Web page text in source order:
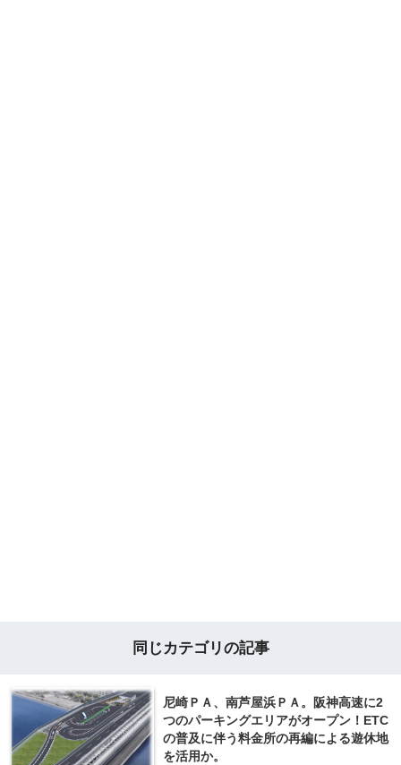
同じカテゴリの記事
尼崎ＰＡ、南芦屋浜ＰＡ。阪神高速に2
つのパーキングエリアがオープン！ETC
の普及に伴う料金所の再編による遊休地
を活用か。